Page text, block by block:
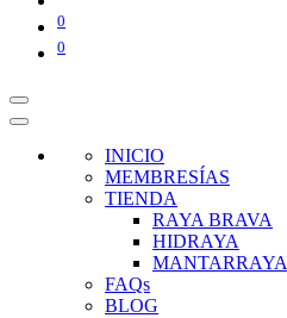
0
0
INICIO
MEMBRESÍAS
TIENDA
RAYA BRAVA
HIDRAYA
MANTARRAYA
FAQs
BLOG